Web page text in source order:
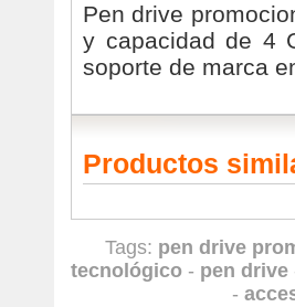
Pen drive
y capacidad de 4
soporte de marca
Productos
Tags: pen drive
tecnológico - pen drive
-